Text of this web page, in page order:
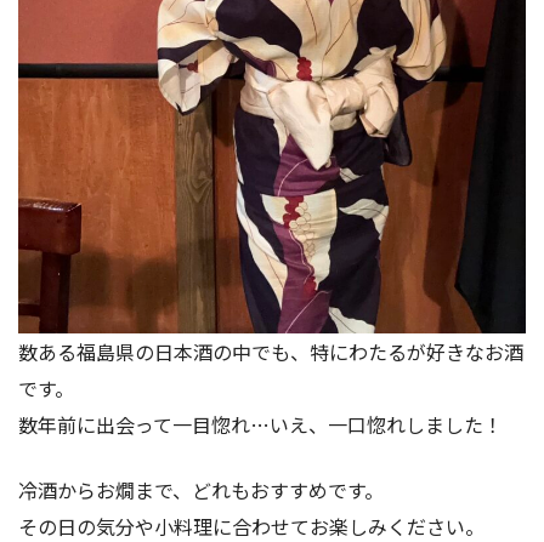
数ある福島県の日本酒の中でも、特にわたるが好きなお酒
です。
数年前に出会って一目惚れ…いえ、一口惚れしました！
冷酒からお燗まで、どれもおすすめです。
その日の気分や小料理に合わせてお楽しみください。